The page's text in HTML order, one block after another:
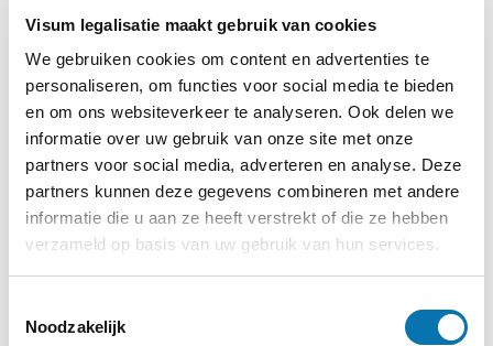
Visum legalisatie maakt gebruik van cookies
We gebruiken cookies om content en advertenties te
personaliseren, om functies voor social media te bieden
en om ons websiteverkeer te analyseren. Ook delen we
informatie over uw gebruik van onze site met onze
partners voor social media, adverteren en analyse. Deze
partners kunnen deze gegevens combineren met andere
informatie die u aan ze heeft verstrekt of die ze hebben
verzameld op basis van uw gebruik van hun services.
Noodzakelijk
Waarom goed voorbereid op reis gaan?
Of u nu een ontspannen vakantie plant of een
avontuurlijke reis maakt, een goede voorbereiding is
essentieel. Eenreisverzekeringbiedt u bescherming
tegen onverwachte kosten, zoals medische
noodgevallen, verlies van bagage of een geannuleerde